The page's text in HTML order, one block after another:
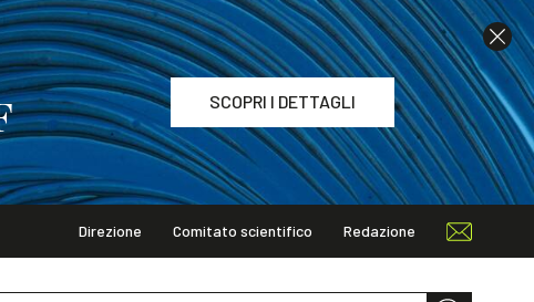
SCOPRI I DETTAGLI
Direzione Comitato scientifico Redazione